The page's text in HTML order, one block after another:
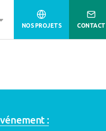
NOS PROJETS CONTACT
: